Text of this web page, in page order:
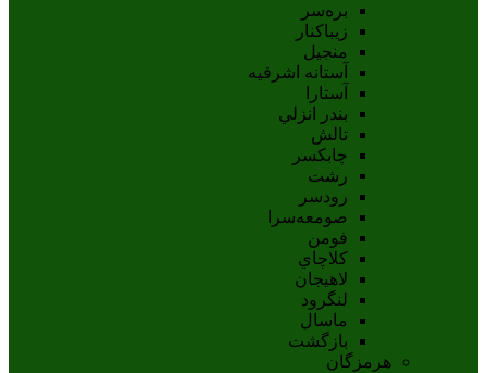
بره‌سر
زیباکنار
منجیل
آستانه اشرفيه
آستارا
بندر انزلي
تالش
چابکسر
رشت
رودسر
صومعه‌سرا
فومن
کلاچاي
لاهيجان
لنگرود
ماسال
بازگشت
هرمزگان